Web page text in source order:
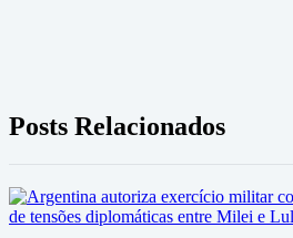
Posts Relacionados